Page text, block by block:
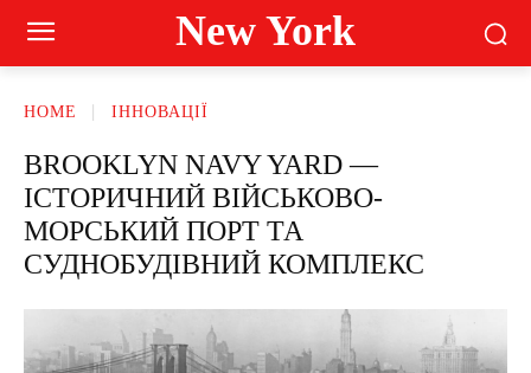
New York
HOME ІННОВАЦІЇ
BROOKLYN NAVY YARD —
ІСТОРИЧНИЙ ВІЙСЬКОВО-
МОРСЬКИЙ ПОРТ ТА
СУДНОБУДІВНИЙ КОМПЛЕКС